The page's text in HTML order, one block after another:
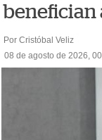
benefician
Por Cristóbal Veliz
08 de agosto de 2026,